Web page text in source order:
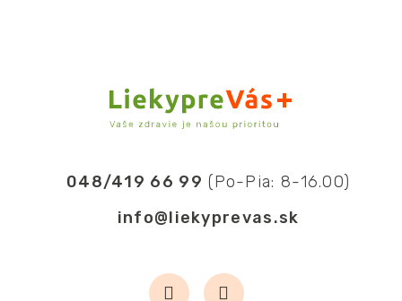
048/419 66 99 (Po-Pia: 8-16.00)
info@liekyprevas.sk